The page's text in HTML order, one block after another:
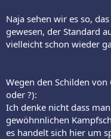
Naja sehen wir es so,
gewesen, der Standard
vielleicht schon wieder
Wegen den Schilden
oder ?):
Ich denke nicht dass
gewöhnnlichen
es handelt sich hier um